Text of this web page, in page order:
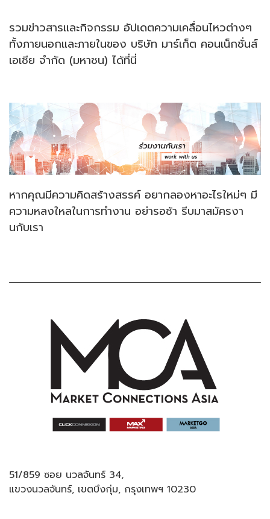
รวมข่าวสารและกิจกรรม อัปเดตความเคลื่อนไหวต่างๆ
ทั้งภายนอกและภายในของ บริษัท มาร์เก็ต คอนเน็กชั่นส์
เอเชีย จำกัด (มหาชน) ได้ที่นี่
หากคุณมีความคิดสร้างสรรค์ อยากลองหาอะไรใหม่ๆ มี
ความหลงใหลในการทำงาน อย่ารอช้า รีบมาสมัครงา
นกับเรา
51/859 ซอย นวลจันทร์ 34,
แขวงนวลจันทร์, เขตบึงกุ่ม, กรุงเทพฯ 10230